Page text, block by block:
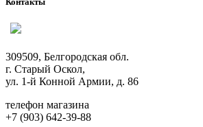
на
товара.
309509, Белгородская обл.
г. Старый Оскол,
ул. 1-й Конной Армии, д. 86
телефон магазина
+7 (903) 642-39-88